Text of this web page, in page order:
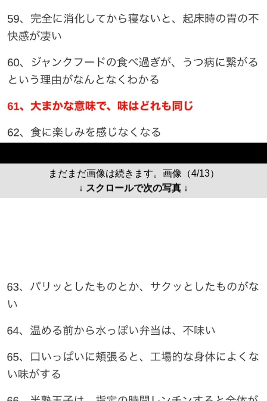
まだまだ画像は続きます。画像（4/13）
↓ スクロールで次の写真 ↓